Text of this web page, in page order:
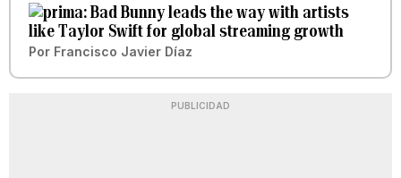
Bad Bunny leads the way with artists
like Taylor Swift for global streaming growth
Por Francisco Javier Díaz
PUBLICIDAD